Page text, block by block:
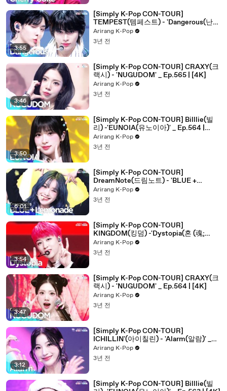
3:55
[Simply K-Pop CON-TOUR]
TEMPEST(템페스트) - 'Dangerous(난
장)' _ Ep.565 | [4K]
Arirang K-Pop
3년 전
3:46
[Simply K-Pop CON-TOUR] CRAXY(크
랙시) - 'NUGUDOM' _ Ep.565 | [4K]
Arirang K-Pop
3년 전
3:50
[Simply K-Pop CON-TOUR] Billlie(빌
리) -'EUNOIA(유노이아)' _ Ep.564 |
[4K]
Arirang K-Pop
3년 전
6:01
[Simply K-Pop CON-TOUR]
DreamNote(드림노트) - 'BLUE +
Lemonade' ★Simply's Spotlight★ _
Ep.564 | [4K]
Arirang K-Pop
3년 전
3:54
[Simply K-Pop CON-TOUR]
KINGDOM(킹덤) -'Dystopia(혼 (魂;
Dystopia))' _ Ep.564 | [4K]
Arirang K-Pop
3년 전
3:47
[Simply K-Pop CON-TOUR] CRAXY(크
랙시) - 'NUGUDOM' _ Ep.564 | [4K]
Arirang K-Pop
3년 전
3:12
[Simply K-Pop CON-TOUR]
ICHILLIN'(아이칠린) - 'Alarm(알람)' _
Ep.564 | [4K]
Arirang K-Pop
3년 전
[Simply K-Pop CON-TOUR] Billlie(빌